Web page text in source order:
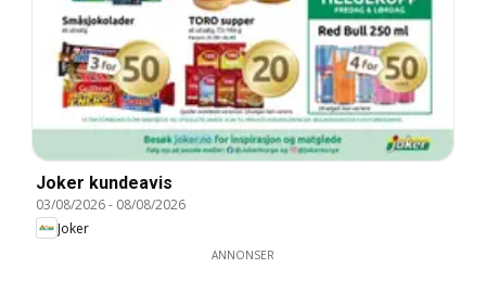
Joker kundeavis
03/08/2026- 08/08/2026
Joker
ANNONSER